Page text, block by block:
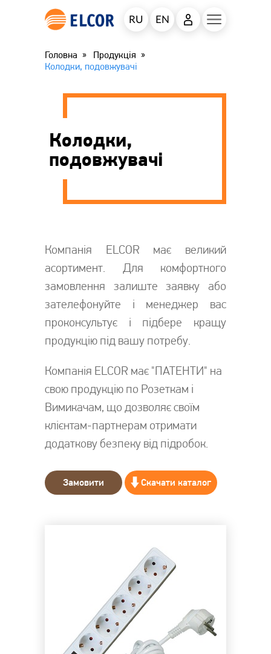
EN
RU
Головна
Продукція
Колодки, подовжувачі
Колодки,
подовжувачі
Компанія ELCOR має великий
асортимент. Для комфортного
замовлення залиште заявку або
зателефонуйте і менеджер вас
проконсультує і підбере кращу
продукцію під вашу потребу.
Компанія ELCOR має "ПАТЕНТИ" на
свою продукцію по Розеткам і
Вимикачам, що дозволяє своїм
клієнтам-партнерам отримати
додаткову безпеку від підробок.
Замовити Скачати каталог